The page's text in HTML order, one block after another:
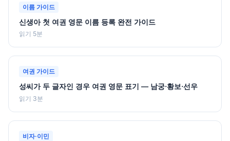
이름 가이드
신생아 첫 여권 영문 이름 등록 완전 가이드
읽기 5분
여권 가이드
성씨가 두 글자인 경우 여권 영문 표기 — 남궁·황보·선우
읽기 3분
비자·이민